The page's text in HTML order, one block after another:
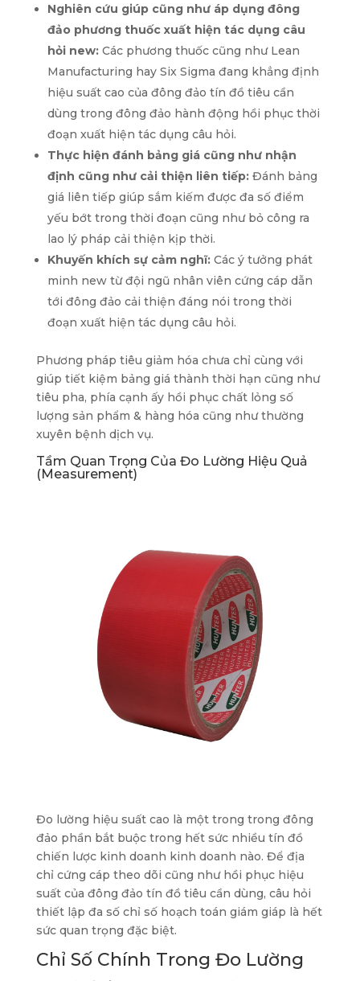
Nghiên cứu giúp cũng như áp dụng đông
đảo phương thuốc xuất hiện tác dụng câu
hỏi new:Các phương thuốc cũng như Lean
Manufacturing hay Six Sigma đang khẳng định
hiệu suất cao của đông đảo tín đồ tiêu cần
dùng trong đông đảo hành động hồi phục thời
đoạn xuất hiện tác dụng câu hỏi.
Thực hiện đánh bảng giá cũng như nhận
định cũng như cải thiện liên tiếp:Đánh bảng
giá liên tiếp giúp sắm kiếm được đa số điểm
yếu bớt trong thời đoạn cũng như bỏ công ra
lao lý pháp cải thiện kịp thời.
Khuyến khích sự cảm nghĩ:Các ý tưởng phát
minh new từ đội ngũ nhân viên cứng cáp dẫn
tới đông đảo cải thiện đáng nói trong thời
đoạn xuất hiện tác dụng câu hỏi.
Phương pháp tiêu giảm hóa chưa chỉ cùng với
giúp tiết kiệm bảng giá thành thời hạn cũng như
tiêu pha, phía cạnh ấy hồi phục chất lỏng số
lượng sản phẩm & hàng hóa cũng như thường
xuyên bệnh dịch vụ.
Tầm Quan Trọng Của Đo Lường Hiệu Quả
(Measurement)
Đo lường hiệu suất cao là một trong trong đông
đảo phần bắt buộc trong hết sức nhiều tín đồ
chiến lược kinh doanh kinh doanh nào. Để địa
chỉ cứng cáp theo dõi cũng như hồi phục hiệu
suất của đông đảo tín đồ tiêu cần dùng, câu hỏi
thiết lập đa số chỉ số hoạch toán giám giáp là hết
sức quan trọng đặc biệt.
Chỉ Số Chính Trong Đo Lường